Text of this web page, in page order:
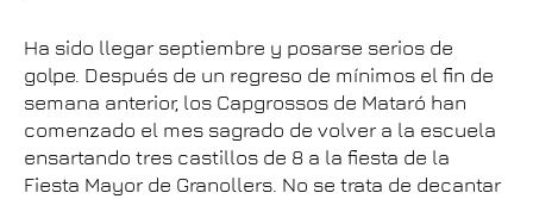
Ha sido llegar septiembre y posarse serios de
golpe. Después de un regreso de mínimos el fin de
semana anterior, los Capgrossos de Mataró han
comenzado el mes sagrado de volver a la escuela
ensartando tres castillos de 8 a la fiesta de la
Fiesta Mayor de Granollers. No se trata de decantar